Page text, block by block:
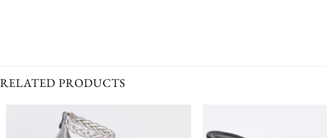
RELATED PRODUCTS